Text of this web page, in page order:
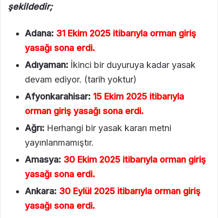
şekildedir;
Adana: 31 Ekim 2025 itibarıyla orman giriş
yasağı sona erdi.
Adıyaman: İkinci bir duyuruya kadar yasak
devam ediyor. (tarih yoktur)
Afyonkarahisar: 15 Ekim 2025 itibarıyla
orman giriş yasağı sona erdi.
Ağrı: Herhangi bir yasak kararı metni
yayınlanmamıştır.
Amasya: 30 Ekim 2025 itibarıyla orman giriş
yasağı sona erdi.
Ankara: 30 Eylül 2025 itibarıyla orman giriş
yasağı sona erdi.